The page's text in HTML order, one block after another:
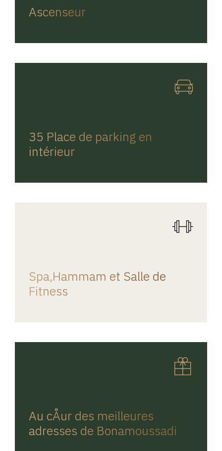
Ascenseur
35 Place de parking en
intérieur
Spa,Hammam et Salle de
Fitness
Au cÅur des meilleures
adresses de Bonamoussadi